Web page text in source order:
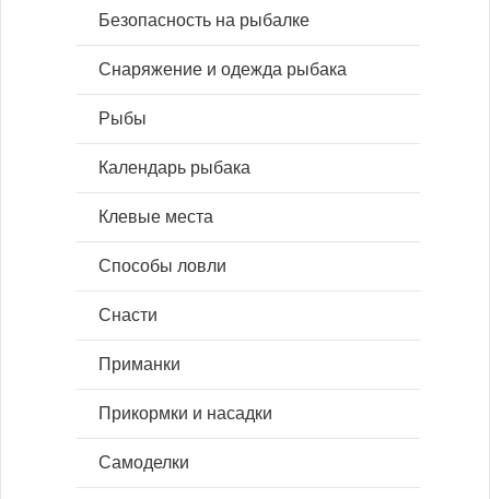
Безопасность на рыбалке
Снаряжение и одежда рыбака
Рыбы
Календарь рыбака
Клевые места
Способы ловли
Снасти
Приманки
Прикормки и насадки
Самоделки